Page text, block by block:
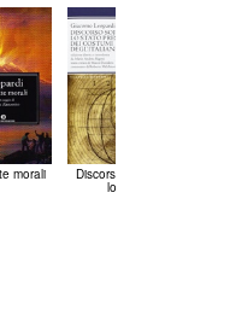
morali Discorso sopra
lo...